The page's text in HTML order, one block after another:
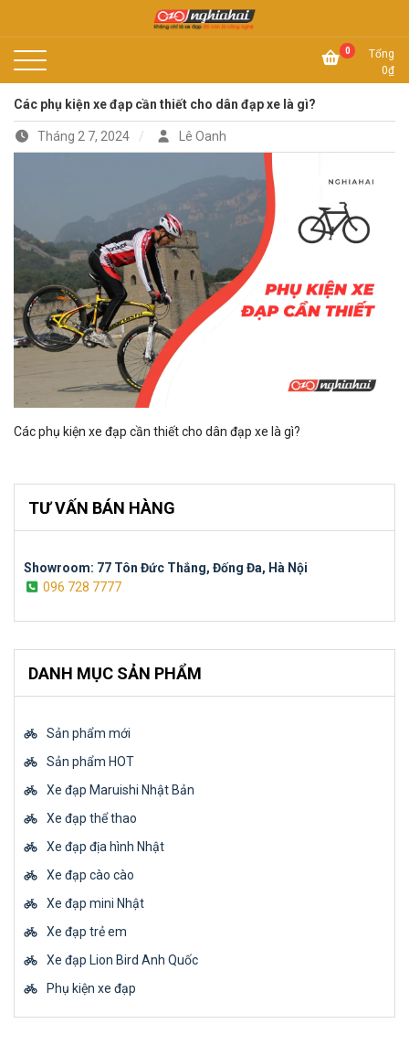
Xe đạp Nhật Nghĩa Hải 0
Tổng
0₫
Các phụ kiện xe đạp cần thiết cho dân đạp xe là gì?
Tháng 2 7, 2024 Lê Oanh
Các phụ kiện xe đạp cần thiết cho dân đạp xe là gì?
TƯ VẤN BÁN HÀNG
Showroom: 77 Tôn Đức Thắng, Đống Đa, Hà Nội
096 728 7777
DANH MỤC SẢN PHẨM
Sản phẩm mới
Sản phẩm HOT
Xe đạp Maruishi Nhật Bản
Xe đạp thể thao
Xe đạp địa hình Nhật
Xe đạp cào cào
Xe đạp mini Nhật
Xe đạp trẻ em
Xe đạp Lion Bird Anh Quốc
Phụ kiện xe đạp